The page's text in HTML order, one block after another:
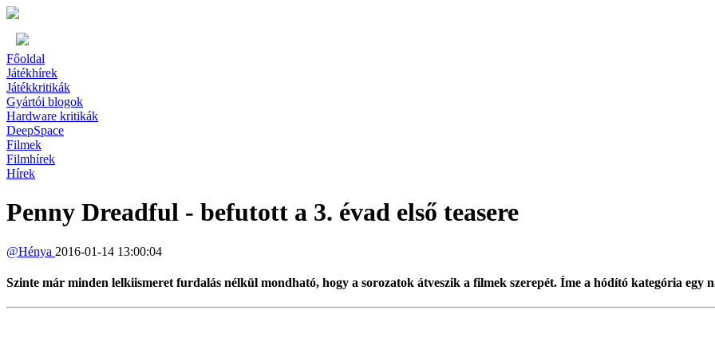
Főoldal
Játékhírek
Játékkritikák
Gyártói blogok
Hardware kritikák
DeepSpace
Filmek
Filmhírek
Hírek
Penny Dreadful - befutott a 3. évad első teasere
@Hénya 2016-01-14 13:00:04
Szinte már minden lelkiismeret furdalás nélkül mondható, hogy a sorozatok átveszik a filmek szerepét. Íme a hódító kategória egy